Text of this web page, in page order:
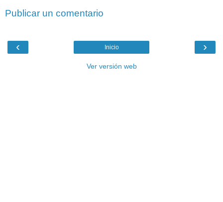
Publicar un comentario
‹ ›
Inicio
Ver versión web